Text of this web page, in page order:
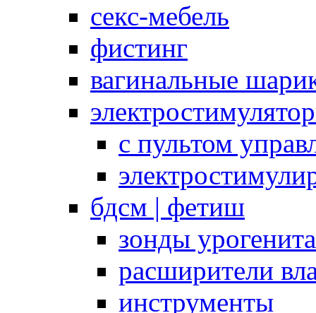
секс-мебель
фистинг
вагинальные
с пультом
бдсм | фетиш
зонды
расширители
инструменты